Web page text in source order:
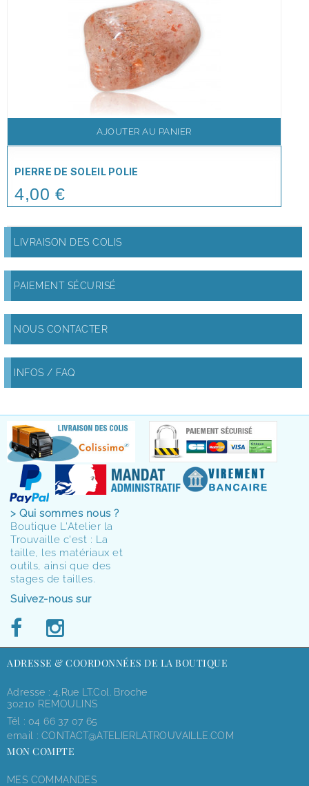
AJOUTER AU PANIER
PIERRE DE SOLEIL POLIE
Price
4,00 €
LIVRAISON DES COLIS
PAIEMENT SÉCURISÉ
NOUS CONTACTER
INFOS / FAQ
> Qui sommes nous ?
Boutique L'Atelier la
Trouvaille c'est : La
taille, les matériaux et
outils, ainsi que des
stages de tailles.
Suivez-nous sur
ADRESSE & COORDONNÉES DE LA BOUTIQUE
Adresse : 4,rue LT.Col. Broche
30210 REMOULINS
Tél : 04 66 37 07 65
email : CONTACT@ATELIERLATROUVAILLE.COM
MON COMPTE
MES COMMANDES